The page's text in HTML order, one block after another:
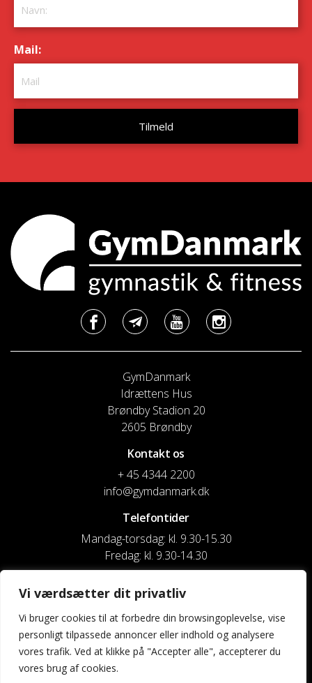
Vi værdsætter dit privatliv
Vi bruger cookies til at forbedre din browsingoplevelse, vise
personligt tilpassede annoncer eller indhold og analysere
vores trafik. Ved at klikke på "Accepter alle", accepterer du
vores brug af cookies.
Mail:
GymDanmark
Idrættens Hus
Brøndby Stadion 20
2605 Brøndby
Kontakt os
+ 45 4344 2200
info@gymdanmark.dk
Telefontider
Mandag-torsdag: kl. 9.30-15.30
Fredag: kl. 9.30-14.30
CVR nr. 20916818
Reg. & Kontonr.: 4180 3119119022
Privatlivspolitik og cookies